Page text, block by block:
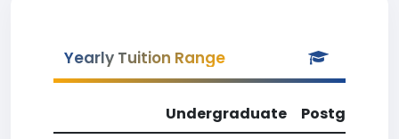
Yearly Tuition Range
Undergraduate